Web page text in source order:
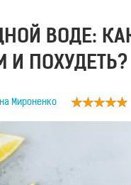
ВОДЕ:
И ПОХУДЕТЬ?
Мироненко